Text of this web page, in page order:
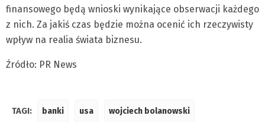
finansowego będą wnioski wynikające obserwacji każdego
z nich. Za jakiś czas będzie można ocenić ich rzeczywisty
wpływ na realia świata biznesu.
Źródło: PR News
TAGI: banki usa wojciech bolanowski